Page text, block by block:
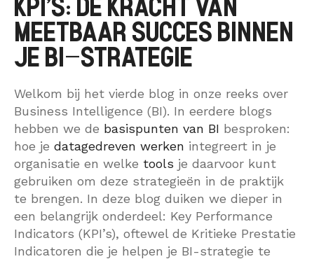
DIENSTEN
Strategieontwikkeling
Kunstmatige Intelligentie
Business Intelligence
Software-as-a-Service
Data Discovery Sprint
Dataplatform Heptagon
Interim
OVER ONS
WERKEN BIJ
CONTACT
Kunstmatige
Intelligentie
Business
Software-as-a-
Service
Data Discovery
Dataplatform
Heptagon
KPI’S: DE KRACHT VAN
MEETBAAR SUCCES BINNEN
JE BI-STRATEGIE
Welkom bij het vierde blog in onze reeks over
Business Intelligence (BI). In eerdere blogs
hebben we de basispunten van BI besproken:
hoe je datagedreven werken integreert in je
organisatie en welke tools je daarvoor kunt
gebruiken om deze strategieën in de praktijk
te brengen. In deze blog duiken we dieper in
een belangrijk onderdeel: Key Performance
Indicators (KPI’s), oftewel de Kritieke Prestatie
Indicatoren die je helpen je BI-strategie te